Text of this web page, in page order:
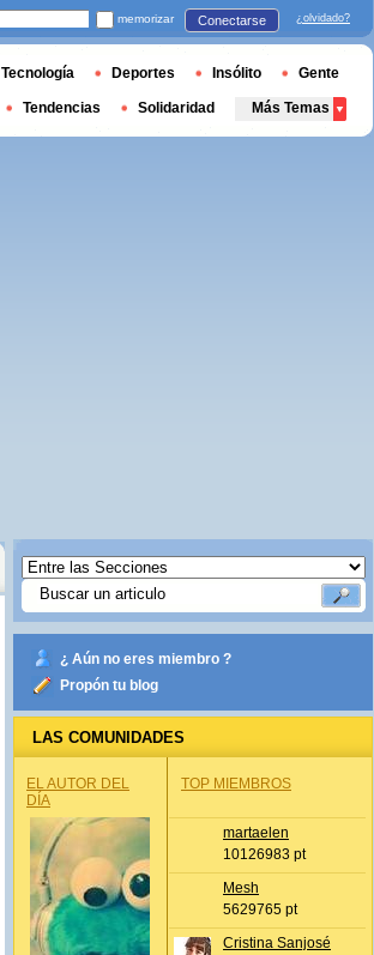
¿ Aún no eres miembro ?
Propón tu blog
LAS COMUNIDADES
EL AUTOR DEL
DÍA
TOP MIEMBROS
martaelen
10126983 pt
Mesh
5629765 pt
Cristina Sanjosé
memorizar Conectarse ¿olvidado?
Tecnología Deportes Insólito Gente
Tendencias Solidaridad Más Temas